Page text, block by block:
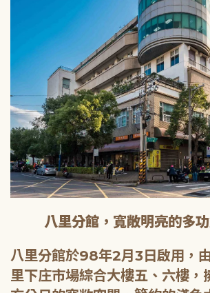
八里分館，寬敞明亮的多
八里分館於98年2月3日啟用，
里下庄市場綜合大樓五、六樓